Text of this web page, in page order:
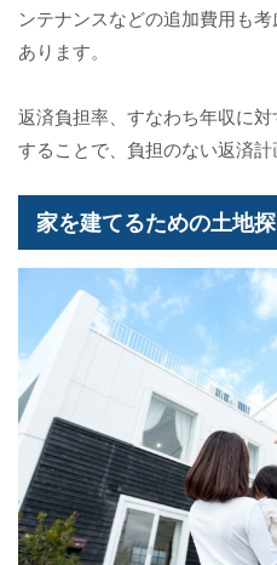
ンテナンスなどの追加費用も
あります。
返済負担率、すなわち年収に
することで、負担のない返済計
家を建てるための土地